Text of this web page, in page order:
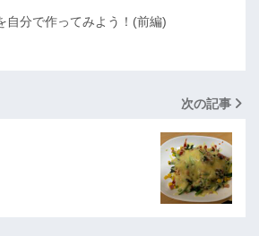
自分で作ってみよう！(前編)
次の記事